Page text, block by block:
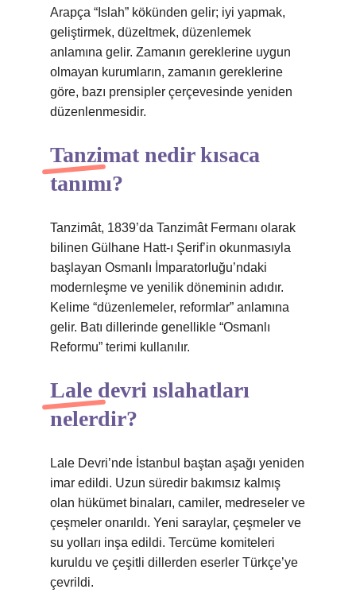
Arapça “Islah” kökünden gelir; iyi yapmak,
geliştirmek, düzeltmek, düzenlemek
anlamına gelir. Zamanın gereklerine uygun
olmayan kurumların, zamanın gereklerine
göre, bazı prensipler çerçevesinde yeniden
düzenlenmesidir.
Tanzimat nedir kısaca
tanımı?
Tanzimât, 1839’da Tanzimât Fermanı olarak
bilinen Gülhane Hatt-ı Şerif’in okunmasıyla
başlayan Osmanlı İmparatorluğu’ndaki
modernleşme ve yenilik döneminin adıdır.
Kelime “düzenlemeler, reformlar” anlamına
gelir. Batı dillerinde genellikle “Osmanlı
Reformu” terimi kullanılır.
Lale devri ıslahatları
nelerdir?
Lale Devri’nde İstanbul baştan aşağı yeniden
imar edildi. Uzun süredir bakımsız kalmış
olan hükümet binaları, camiler, medreseler ve
çeşmeler onarıldı. Yeni saraylar, çeşmeler ve
su yolları inşa edildi. Tercüme komiteleri
kuruldu ve çeşitli dillerden eserler Türkçe’ye
çevrildi.